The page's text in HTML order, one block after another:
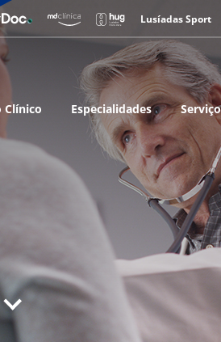
Lusíadas Sport
Clínico Especialidades